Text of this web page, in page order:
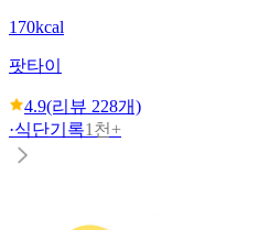
170kcal
팟타이
4.9(리뷰 228개)
·식단기록1천+